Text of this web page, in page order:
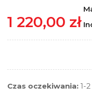
1 220,00 zł
Czas oczekiwania: 1-